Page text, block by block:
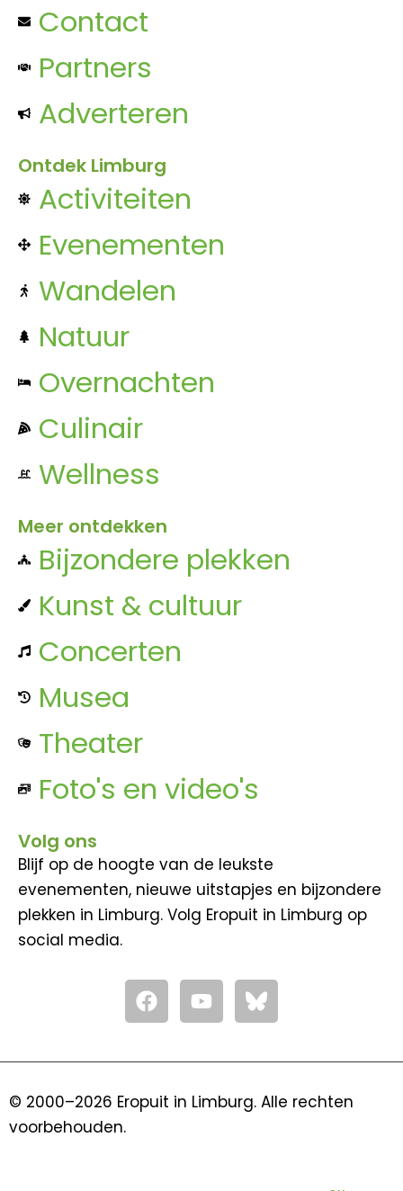
Contact
Partners
Adverteren
Ontdek Limburg
Activiteiten
Evenementen
Wandelen
Natuur
Overnachten
Culinair
Wellness
Meer ontdekken
Bijzondere plekken
Kunst & cultuur
Concerten
Musea
Theater
Foto's en video's
Volg ons
Blijf op de hoogte van de leukste
evenementen, nieuwe uitstapjes en bijzondere
plekken in Limburg. Volg Eropuit in Limburg op
social media.
F
a
c
o
Y
o
u
b
© 2000–2026 Eropuit in Limburg. Alle rechten
voorbehouden.